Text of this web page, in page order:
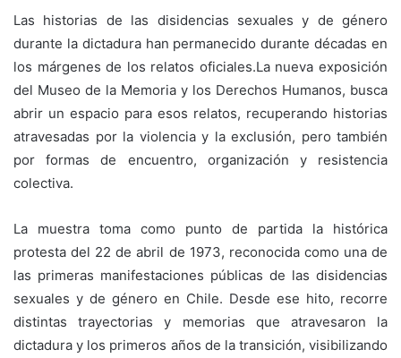
Las historias de las disidencias sexuales y de género
durante la dictadura han permanecido durante décadas en
los márgenes de los relatos oficiales.La nueva exposición
del Museo de la Memoria y los Derechos Humanos, busca
abrir un espacio para esos relatos, recuperando historias
atravesadas por la violencia y la exclusión, pero también
por formas de encuentro, organización y resistencia
colectiva.
La muestra toma como punto de partida la histórica
protesta del 22 de abril de 1973, reconocida como una de
las primeras manifestaciones públicas de las disidencias
sexuales y de género en Chile. Desde ese hito, recorre
distintas trayectorias y memorias que atravesaron la
dictadura y los primeros años de la transición, visibilizando